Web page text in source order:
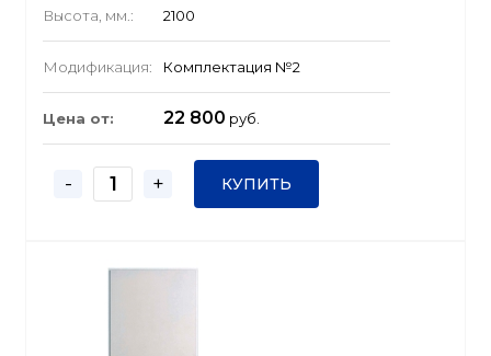
Высота, мм.: 2100
Модификация: Комплектация №2
Цена от: 22 800 руб.
- + КУПИТЬ